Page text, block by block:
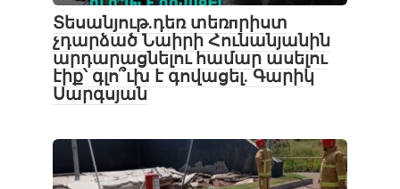
Տեսանյութ․դեռ տեռпրիստ
չդարձած Նաիրի Հունանյանին
արդարացնելու համար ասելու
էիք՝ գլո՞ւխ է գովացել. Գարիկ
Սարգսյան